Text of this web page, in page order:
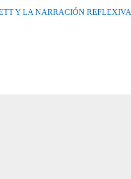
Y LA NARRACIÓN REFLEXIVA